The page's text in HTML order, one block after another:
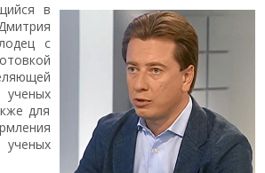
в
с
для